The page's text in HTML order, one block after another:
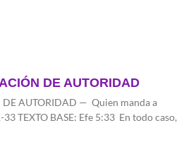
DE AUTORIDAD
AUTORIDAD — Quien manda a
TEXTO BASE: Efe 5:33 En todo caso,